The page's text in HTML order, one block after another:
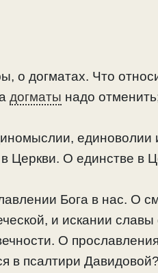
о догматах. Что
догматы надо
единоволии
Церкви. О единстве в
Бога в нас. О
и искании
О
в псалтири